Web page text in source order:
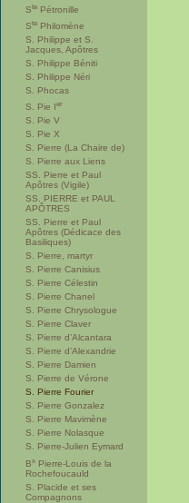
Ste Pétronille
Ste Philomène
S. Philippe et S.
Jacques, Apôtres
S. Philippe Béniti
S. Philippe Néri
S. Phocas
S. Pie Ier
S. Pie V
S. Pie X
S. Pierre (La Chaire de)
S. Pierre aux Liens
SS. Pierre et Paul
Apôtres (Vigile)
SS. PIERRE et PAUL
APÔTRES
SS. Pierre et Paul
Apôtres (Dédicace des
Basiliques)
S. Pierre, martyr
S. Pierre Canisius
S. Pierre Célestin
S. Pierre Chanel
S. Pierre Chrysologue
S. Pierre Claver
S. Pierre d’Alcantara
S. Pierre d’Alexandrie
S. Pierre Damien
S. Pierre de Vérone
S. Pierre Fourier
S. Pierre Gonzalez
S. Pierre Mavimène
S. Pierre Nolasque
S. Pierre-Julien Eymard
Bx Pierre-Louis de la
Rochefoucauld
S. Placide et ses
Compagnons